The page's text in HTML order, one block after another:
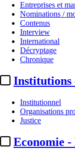
Entreprises et
Nominations /
Contenus
Interview
International
Décryptage
Chronique
Institutions
Institutionnel
Organisations
Justice
Economie